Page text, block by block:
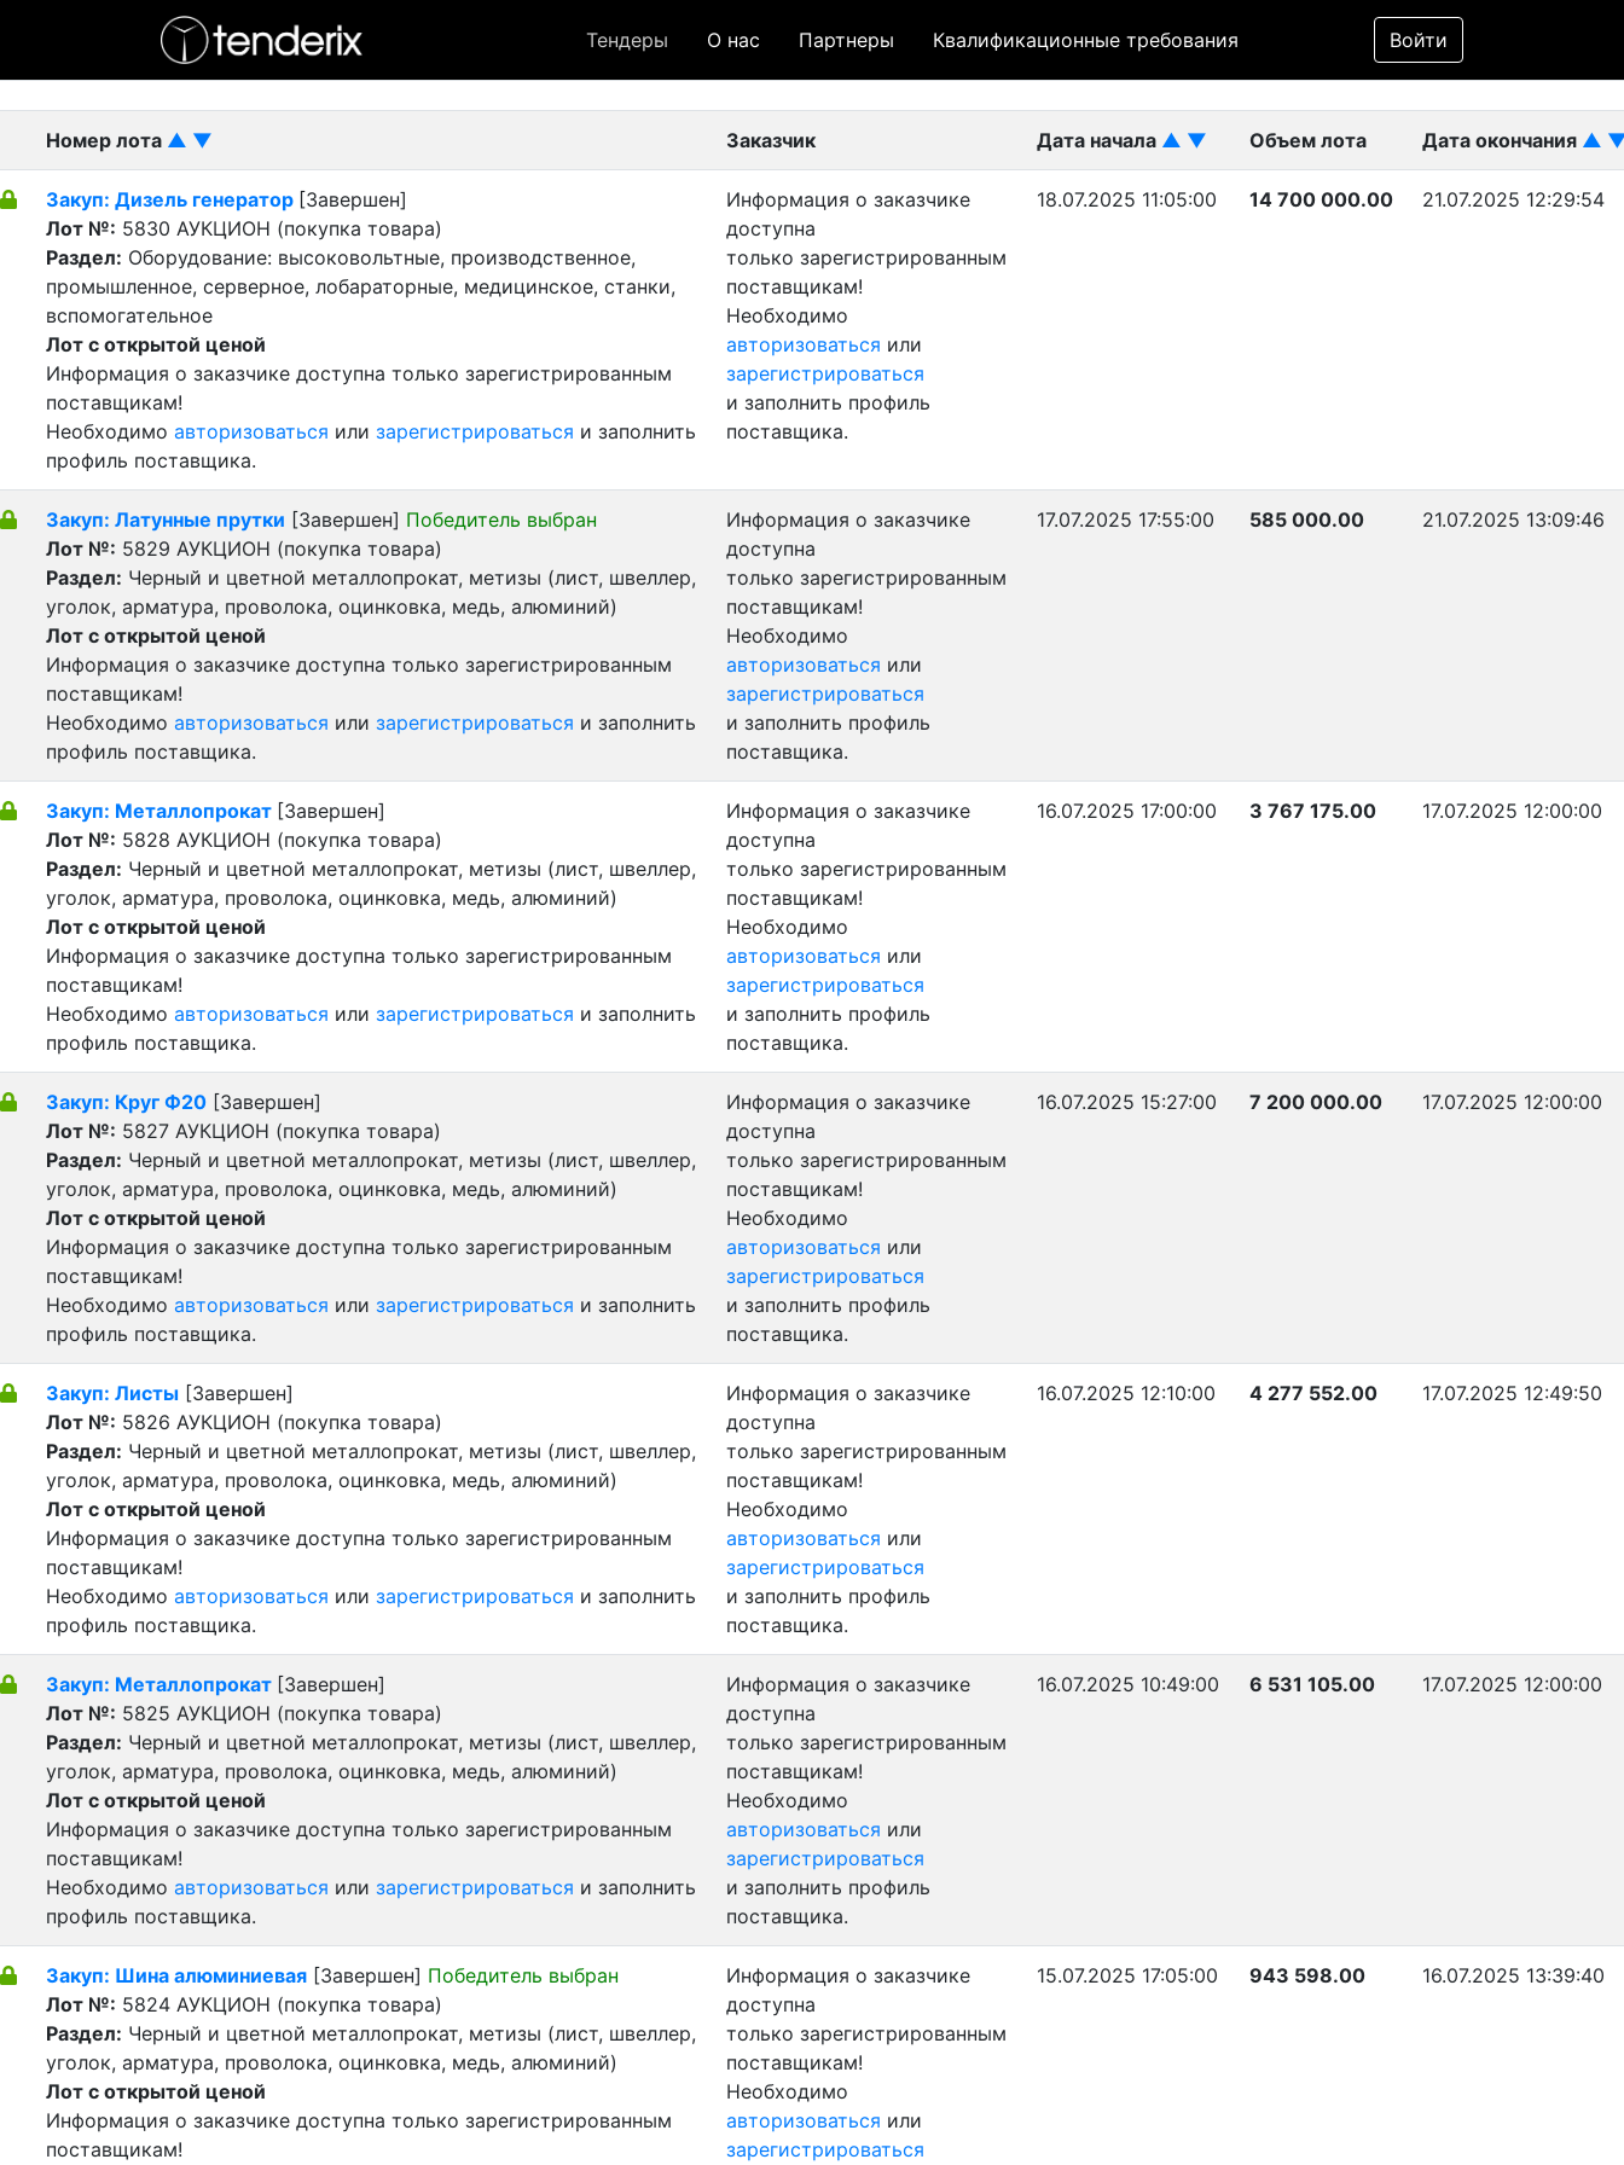
Тендеры О нас Партнеры Квалификационные требования Войти
Фильтр
- Завершенный лот
Номер лота ▲ ▼ Заказчик Дата начала ▲ ▼ Объем лота Дата окончания ▲
Закуп: Дизель генератор [Завершен]
Лот №: 5830 АУКЦИОН (покупка товара)
Раздел: Оборудование: высоковольтные, производственное,
промышленное, серверное, лобараторные, медицинское, станки,
вспомогательное
Лот с открытой ценой
Информация о заказчике доступна только зарегистрированным
поставщикам!
Необходимо авторизоваться или зарегистрироваться и заполнить
профиль поставщика.
Информация о заказчике
доступна
только зарегистрированным
поставщикам!
Необходимо
авторизоваться или
зарегистрироваться
и заполнить профиль
поставщика.
18.07.2025 11:05:00 14 700 000.00 21.07.2025 12:29:54
Закуп: Латунные прутки [Завершен] Победитель выбран
Лот №: 5829 АУКЦИОН (покупка товара)
Раздел: Черный и цветной металлопрокат, метизы (лист, швеллер,
уголок, арматура, проволока, оцинковка, медь, алюминий)
Лот с открытой ценой
Информация о заказчике доступна только зарегистрированным
поставщикам!
Необходимо авторизоваться или зарегистрироваться и заполнить
профиль поставщика.
Информация о заказчике
доступна
только зарегистрированным
поставщикам!
Необходимо
авторизоваться или
зарегистрироваться
и заполнить профиль
поставщика.
17.07.2025 17:55:00 585 000.00 21.07.2025 13:09:46
Закуп: Металлопрокат [Завершен]
Лот №: 5828 АУКЦИОН (покупка товара)
Раздел: Черный и цветной металлопрокат, метизы (лист, швеллер,
уголок, арматура, проволока, оцинковка, медь, алюминий)
Лот с открытой ценой
Информация о заказчике доступна только зарегистрированным
поставщикам!
Необходимо авторизоваться или зарегистрироваться и заполнить
профиль поставщика.
Информация о заказчике
доступна
только зарегистрированным
поставщикам!
Необходимо
авторизоваться или
зарегистрироваться
и заполнить профиль
поставщика.
16.07.2025 17:00:00 3 767 175.00 17.07.2025 12:00:00
Закуп: Круг Ф20 [Завершен]
Лот №: 5827 АУКЦИОН (покупка товара)
Раздел: Черный и цветной металлопрокат, метизы (лист, швеллер,
уголок, арматура, проволока, оцинковка, медь, алюминий)
Лот с открытой ценой
Информация о заказчике доступна только зарегистрированным
поставщикам!
Необходимо авторизоваться или зарегистрироваться и заполнить
профиль поставщика.
Информация о заказчике
доступна
только зарегистрированным
поставщикам!
Необходимо
авторизоваться или
зарегистрироваться
и заполнить профиль
поставщика.
16.07.2025 15:27:00 7 200 000.00 17.07.2025 12:00:00
Закуп: Листы [Завершен]
Лот №: 5826 АУКЦИОН (покупка товара)
Раздел: Черный и цветной металлопрокат, метизы (лист, швеллер,
уголок, арматура, проволока, оцинковка, медь, алюминий)
Лот с открытой ценой
Информация о заказчике доступна только зарегистрированным
поставщикам!
Необходимо авторизоваться или зарегистрироваться и заполнить
профиль поставщика.
Информация о заказчике
доступна
только зарегистрированным
поставщикам!
Необходимо
авторизоваться или
зарегистрироваться
и заполнить профиль
поставщика.
16.07.2025 12:10:00 4 277 552.00 17.07.2025 12:49:50
Закуп: Металлопрокат [Завершен]
Лот №: 5825 АУКЦИОН (покупка товара)
Раздел: Черный и цветной металлопрокат, метизы (лист, швеллер,
уголок, арматура, проволока, оцинковка, медь, алюминий)
Лот с открытой ценой
Информация о заказчике доступна только зарегистрированным
поставщикам!
Необходимо авторизоваться или зарегистрироваться и заполнить
профиль поставщика.
Информация о заказчике
доступна
только зарегистрированным
поставщикам!
Необходимо
авторизоваться или
зарегистрироваться
и заполнить профиль
поставщика.
16.07.2025 10:49:00 6 531 105.00 17.07.2025 12:00:00
Закуп: Шина алюминиевая [Завершен] Победитель выбран
Лот №: 5824 АУКЦИОН (покупка товара)
Раздел: Черный и цветной металлопрокат, метизы (лист, швеллер,
уголок, арматура, проволока, оцинковка, медь, алюминий)
Лот с открытой ценой
Информация о заказчике доступна только зарегистрированным
поставщикам!
Информация о заказчике
доступна
только зарегистрированным
поставщикам!
Необходимо
авторизоваться или
зарегистрироваться
15.07.2025 17:05:00 943 598.00 16.07.2025 13:39:40